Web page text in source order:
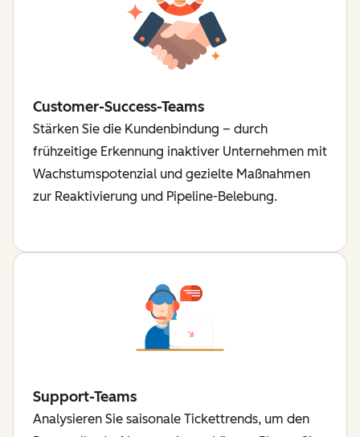
Customer-Success-Teams
Stärken Sie die Kundenbindung – durch
frühzeitige Erkennung inaktiver Unternehmen mit
Wachstumspotenzial und gezielte Maßnahmen
zur Reaktivierung und Pipeline-Belebung.
Support-Teams
Analysieren Sie saisonale Tickettrends, um den